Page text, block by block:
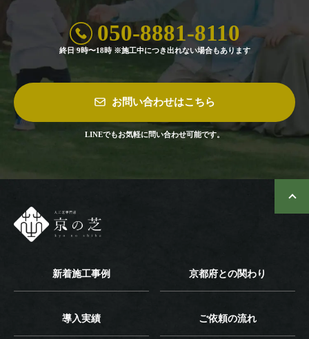
050-8881-8110
終日 9時〜18時 ※施工中につき出れない場合もあります
お問い合わせはこちら
LINEでもお気軽に問い合わせ可能です。
新着施工事例 京都府との関わり
導入実績 ご依頼の流れ